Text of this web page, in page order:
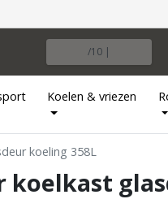
/10 |
Koelen & vriezen
koeling 358L